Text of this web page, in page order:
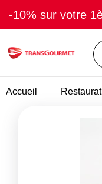
-10% sur votre
Accueil